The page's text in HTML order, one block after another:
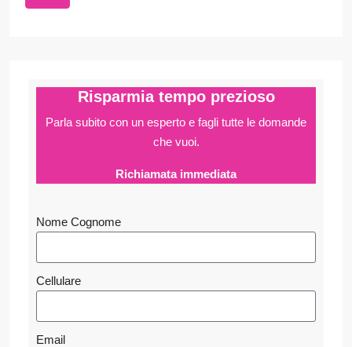
Risparmia tempo prezioso
Parla subito con un esperto e fagli tutte le domande
che vuoi.
Richiamata immediata
Nome Cognome
Cellulare
Email